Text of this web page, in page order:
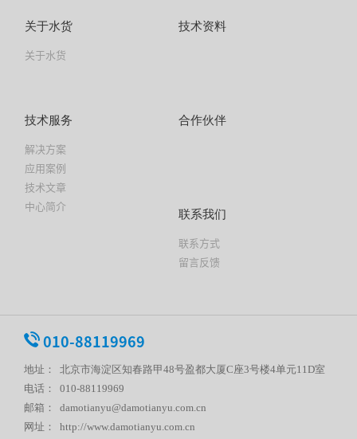
关于水货
关于水货
技术资料
技术服务
解决方案
应用案例
技术文章
中心简介
合作伙伴
联系我们
联系方式
留言反馈
010-88119969
地址： 北京市海淀区知春路甲48号盈都大厦C座3号楼4单元11D室
电话： 010-88119969
邮箱： damotianyu@damotianyu.com.cn
网址： http://www.damotianyu.com.cn